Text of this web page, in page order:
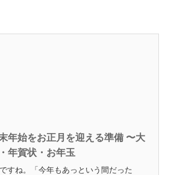
年始をお正月を迎える準備 〜大
年賀状・お年玉
すね。「今年もあっという間だった